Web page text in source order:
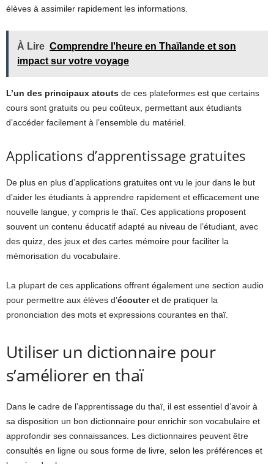
élèves à assimiler rapidement les informations.
À Lire Comprendre l'heure en Thaïlande et son
impact sur votre voyage
L’un des principaux atouts de ces plateformes est que certains
cours sont gratuits ou peu coûteux, permettant aux étudiants
d’accéder facilement à l’ensemble du matériel.
Applications d’apprentissage gratuites
De plus en plus d’applications gratuites ont vu le jour dans le but
d’aider les étudiants à apprendre rapidement et efficacement une
nouvelle langue, y compris le thaï. Ces applications proposent
souvent un contenu éducatif adapté au niveau de l’étudiant, avec
des quizz, des jeux et des cartes mémoire pour faciliter la
mémorisation du vocabulaire.
La plupart de ces applications offrent également une section audio
pour permettre aux élèves d’écouteret de pratiquer la
prononciation des mots et expressions courantes en thaï.
Utiliser un dictionnaire pour
s’améliorer en thaï
Dans le cadre de l’apprentissage du thaï, il est essentiel d’avoir à
sa disposition un bon dictionnaire pour enrichir son vocabulaire et
approfondir ses connaissances. Les dictionnaires peuvent être
consultés en ligne ou sous forme de livre, selon les préférences et